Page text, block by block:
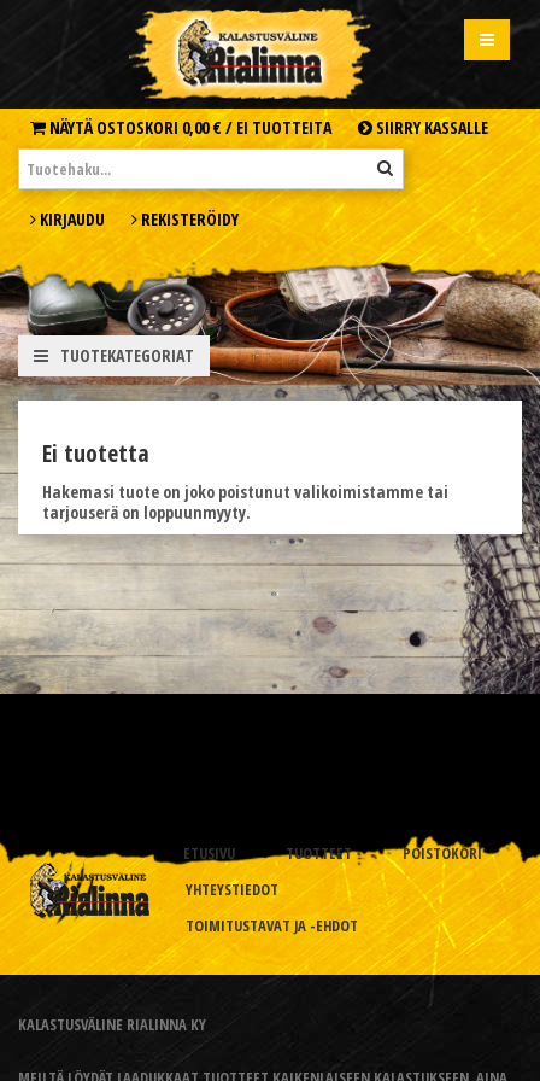
NÄYTÄ OSTOSKORI 0,00 € / EI TUOTTEITA SIIRRY KASSALLE
KIRJAUDU REKISTERÖIDY
TUOTEKATEGORIAT
Ei tuotetta
Hakemasi tuote on joko poistunut valikoimistamme tai
tarjouserä on loppuunmyyty.
ETUSIVU TUOTTEET
POISTOKORI
YHTEYSTIEDOT
TOIMITUSTAVAT JA -EHDOT
KALASTUSVÄLINE RIALINNA KY